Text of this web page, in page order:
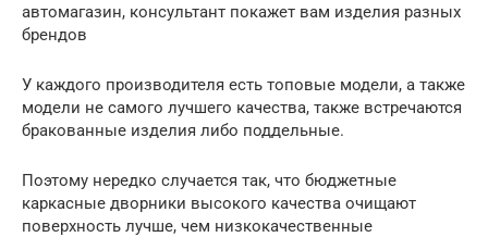
автомагазин, консультант покажет вам изделия разных
брендов
У каждого производителя есть топовые модели, а также
модели не самого лучшего качества, также встречаются
бракованные изделия либо поддельные.
Поэтому нередко случается так, что бюджетные
каркасные дворники высокого качества очищают
поверхность лучше, чем низкокачественные